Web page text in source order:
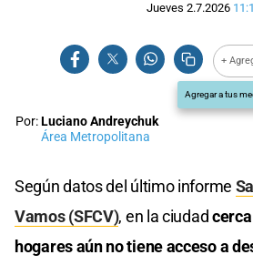
Jueves 2.7.2026
+
Agregar a tus
Por:Luciano Andreychuk
Área Metropolitana
Según datos del último informe
Vamos (SFCV), en la ciudad
hogares aún no tiene acceso a